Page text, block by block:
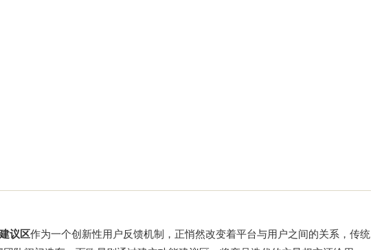
议区作为一个创新性用户反馈机制，正悄然改变着平台与用户之间的关系，传统